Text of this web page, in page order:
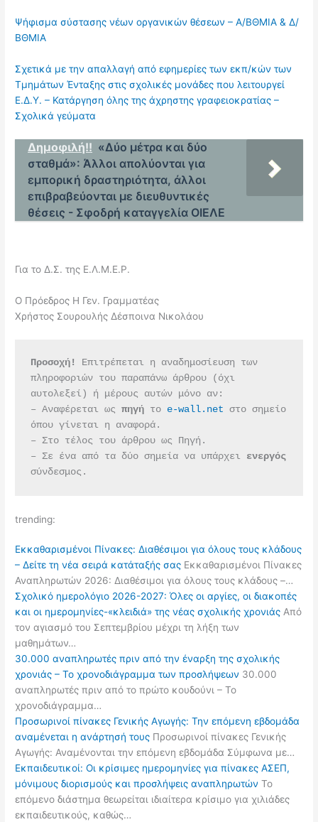
Ψήφισμα σύστασης νέων οργανικών θέσεων – Α/ΒΘΜΙΑ & Δ/
ΒΘΜΙΑ
Σχετικά με την απαλλαγή από εφημερίες των εκπ/κών των
Τμημάτων Ένταξης στις σχολικές μονάδες που λειτουργεί
Ε.Δ.Υ. – Κατάργηση όλης της άχρηστης γραφειοκρατίας –
Σχολικά γεύματα
Δημοφιλή!! «Δύο μέτρα και δύο
σταθμά»: Άλλοι απολύονται για
εμπορική δραστηριότητα, άλλοι
επιβραβεύονται με διευθυντικές
θέσεις - Σφοδρή καταγγελία ΟΙΕΛΕ
Για το Δ.Σ. της Ε.Λ.Μ.Ε.Ρ.
Ο Πρόεδρος Η Γεν. Γραμματέας
Χρήστος Σουρουλής Δέσποινα Νικολάου
Προσοχή!
Επιτρέπεται η αναδημοσίευση των
πληροφοριών του παραπάνω άρθρου (όχι
αυτολεξεί) ή μέρους αυτών μόνο αν:
– Αναφέρεται ως πηγή το e-wall.net στο σημείο
όπου γίνεται η αναφορά.
– Στο τέλος του άρθρου ως Πηγή.
– Σε ένα από τα δύο σημεία να υπάρχει
σύνδεσμος.
trending:
Εκκαθαρισμένοι Πίνακες: Διαθέσιμοι για όλους τους κλάδους
– Δείτε τη νέα σειρά κατάταξής σας Εκκαθαρισμένοι Πίνακες
Αναπληρωτών 2026: Διαθέσιμοι για όλους τους κλάδους –…
Σχολικό ημερολόγιο 2026-2027: Όλες οι αργίες, οι διακοπές
και οι ημερομηνίες-«κλειδιά» της νέας σχολικής χρονιάς Από
τον αγιασμό του Σεπτεμβρίου μέχρι τη λήξη των
μαθημάτων…
30.000 αναπληρωτές πριν από την έναρξη της σχολικής
χρονιάς – Το χρονοδιάγραμμα των προσλήψεων 30.000
αναπληρωτές πριν από το πρώτο κουδούνι – Το
χρονοδιάγραμμα…
Προσωρινοί πίνακες Γενικής Αγωγής: Την επόμενη εβδομάδα
αναμένεται η ανάρτησή τους Προσωρινοί πίνακες Γενικής
Αγωγής: Αναμένονται την επόμενη εβδομάδα Σύμφωνα με…
Εκπαιδευτικοί: Οι κρίσιμες ημερομηνίες για πίνακες ΑΣΕΠ,
μόνιμους διορισμούς και προσλήψεις αναπληρωτών Το
επόμενο διάστημα θεωρείται ιδιαίτερα κρίσιμο για χιλιάδες
εκπαιδευτικούς, καθώς…